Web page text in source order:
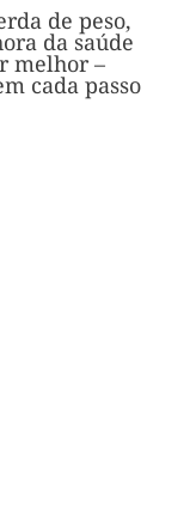
de peso,
da saúde
melhor –
cada passo